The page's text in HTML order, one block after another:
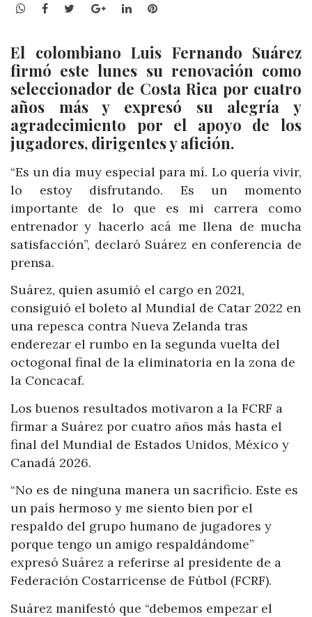
WhatsApp
Facebook
TwitterGoogle+LinkedInPinterest
El colombiano Luis Fernando Suárez
firmó este lunes su renovación como
seleccionador de Costa Rica por cuatro
años más y expresó su alegría y
agradecimiento por el apoyo de los
jugadores, dirigentes y afición.
“Es un día muy especial para mí. Lo quería vivir,
lo estoy disfrutando. Es un momento
importante de lo que es mi carrera como
entrenador y hacerlo acá me llena de mucha
satisfacción”, declaró Suárez en conferencia de
prensa.
Suárez, quien asumió el cargo en 2021,
consiguió el boleto al Mundial de Catar 2022 en
una repesca contra Nueva Zelanda tras
enderezar el rumbo en la segunda vuelta del
octogonal final de la eliminatoria en la zona de
la Concacaf.
Los buenos resultados motivaron a la FCRF a
firmar a Suárez por cuatro años más hasta el
final del Mundial de Estados Unidos, México y
Canadá 2026.
“No es de ninguna manera un sacrificio. Este es
un país hermoso y me siento bien por el
respaldo del grupo humano de jugadores y
porque tengo un amigo respaldándome”
expresó Suárez a referirse al presidente de a
Federación Costarricense de Fútbol (FCRF).
Suárez manifestó que “debemos empezar el